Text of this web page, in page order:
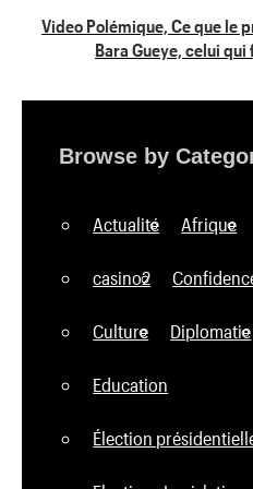
Video Polémique, Ce que le
Bara Gueye, celui
Browse by
Actualité Afrique
casino2
Culture Diplomatie
Education
Élection